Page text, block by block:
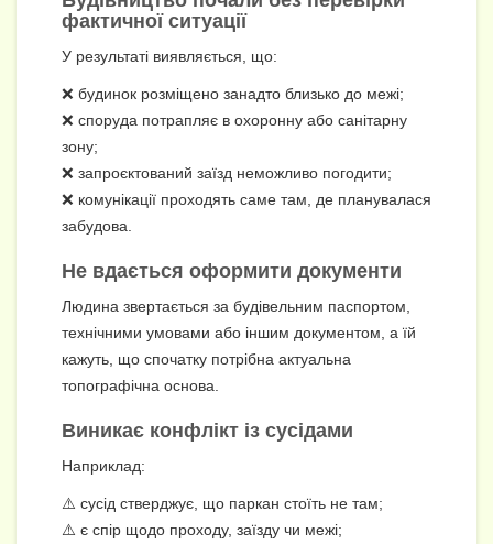
фактичної ситуації
У результаті виявляється, що:
❌ будинок розміщено занадто близько до межі;
❌ споруда потрапляє в охоронну або санітарну
зону;
❌ запроєктований заїзд неможливо погодити;
❌ комунікації проходять саме там, де планувалася
забудова.
Не вдається оформити документи
Людина звертається за будівельним паспортом,
технічними умовами або іншим документом, а їй
кажуть, що спочатку потрібна актуальна
топографічна основа.
Виникає конфлікт із сусідами
Наприклад:
⚠️ сусід стверджує, що паркан стоїть не там;
⚠️ є спір щодо проходу, заїзду чи межі;